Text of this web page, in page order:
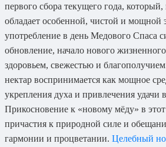
первого сбора текущего года, который,
обладает особенной, чистой и мощной
употребление в день Медового Спаса
обновление, начало нового
здоровьем, свежестью и
нектар воспринимается как мощное
укрепления духа и привлечения удачи
Прикосновение к «новому мёду» в
причастия к природной силе и
гармонии и процветании. Целебный